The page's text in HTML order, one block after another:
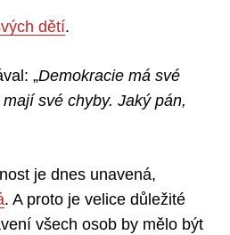
dětí.
„Demokracie má své
své chyby. Jaký pán,
je dnes unavená,
. A proto je velice důležité
všech osob by mělo být